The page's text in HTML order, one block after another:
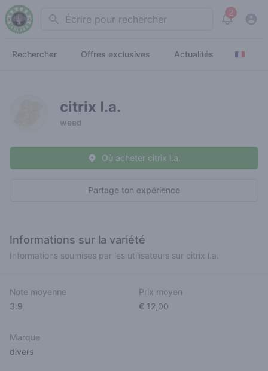
Search 2
View
Rechercher Offres exclusives Actualités
citrix l.a.
weed
Partage ton expérience
Où acheter citrix l.a.
Informations sur la variété
Informations soumises par les utilisateurs sur citrix l.a.
Note moyenne
3.9
Prix moyen
€ 12,00
Marque
divers